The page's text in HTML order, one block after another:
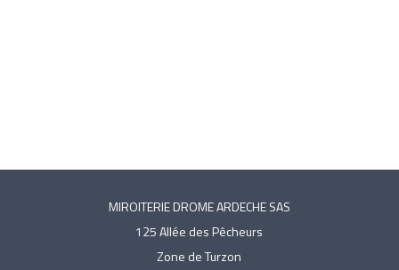
MIROITERIE DROME ARDECHE SAS
125 Allée des Pêcheurs
Zone de Turzon